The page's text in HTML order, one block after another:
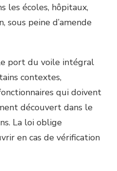
les écoles, hôpitaux,
sous peine d’amende
port du voile intégral
contextes,
qui doivent
découvert dans le
La loi oblige
en cas de vérification